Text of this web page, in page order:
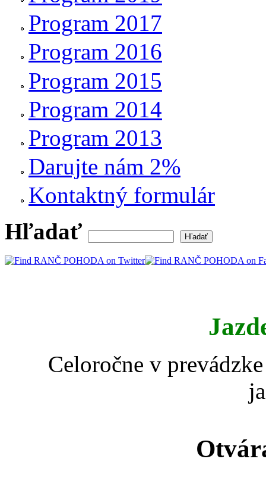
Program 2017
Program 2016
Program 2015
Program 2014
Program 2013
Darujte nám 2%
Kontaktný formulár
Vyhľadávanie
Hľadať
Celoročne v